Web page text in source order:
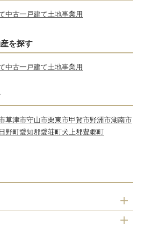
中古一戸建て土地事業用
を探す
中古一戸建て土地事業用
草津市守山市栗東市甲賀市野洲市湖南市
野町愛知郡愛荘町犬上郡豊郷町